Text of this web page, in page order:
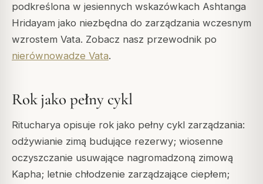
podkreślona w jesiennych wskazówkach Ashtanga
Hridayam jako niezbędna do zarządzania wczesnym
wzrostem Vata. Zobacz nasz przewodnik po
nierównowadze Vata.
Rok jako pełny cykl
Ritucharya opisuje rok jako pełny cykl zarządzania:
odżywianie zimą budujące rezerwy; wiosenne
oczyszczanie usuwające nagromadzoną zimową
Kapha; letnie chłodzenie zarządzające ciepłem;